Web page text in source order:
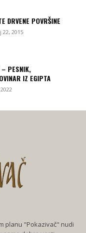
DRVENE POVRŠINE
22, 2015
– PESNIK,
IZ EGIPTA
planu "Pokazivač" nudi